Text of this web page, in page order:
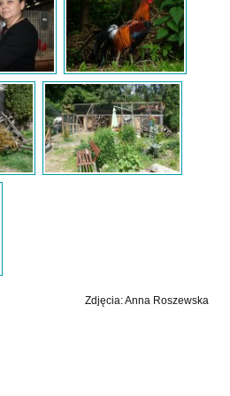
Zdjęcia: Anna Roszewska